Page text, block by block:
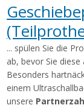
... spülen Sie die
ab, bevor Sie
Besonders
einem
unsere